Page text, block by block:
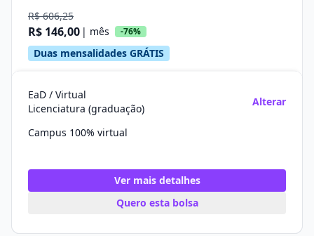
R$ 606,25
R$ 146,00 | mês -76%
Duas mensalidades GRÁTIS
EaD / Virtual
Licenciatura (graduação)
Alterar
Campus 100% virtual
Ver mais detalhes
Quero esta bolsa